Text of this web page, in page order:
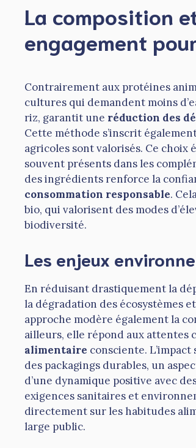
La composition
engagement
Contrairement aux protéines
cultures qui demandent moins
riz, garantit une réduction des
Cette méthode s’inscrit
agricoles sont valorisés. Ce
souvent présents dans les
des ingrédients renforce la
consommation responsable.
bio, qui valorisent des modes
biodiversité.
Les enjeux
En réduisant drastiquement la
la dégradation des écosystèmes
approche modère également la
ailleurs, elle répond aux attentes
alimentaire consciente.
des packagings durables, un
d’une dynamique positive avec
exigences sanitaires et
directement sur les habitudes
large public.